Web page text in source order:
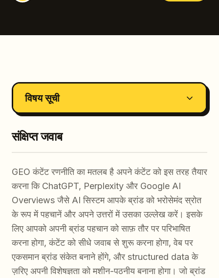
विषय सूची
संक्षिप्त जवाब
GEO कंटेंट रणनीति का मतलब है अपने कंटेंट को इस तरह तैयार
करना कि ChatGPT, Perplexity और Google AI
Overviews जैसे AI सिस्टम आपके ब्रांड को भरोसेमंद स्रोत
के रूप में पहचानें और अपने उत्तरों में उसका उल्लेख करें। इसके
लिए आपको अपनी ब्रांड पहचान को साफ़ तौर पर परिभाषित
करना होगा, कंटेंट को सीधे जवाब से शुरू करना होगा, वेब पर
एकसमान ब्रांड संकेत बनाने होंगे, और structured data के
ज़रिए अपनी विशेषज्ञता को मशीन-पठनीय बनाना होगा। जो ब्रांड